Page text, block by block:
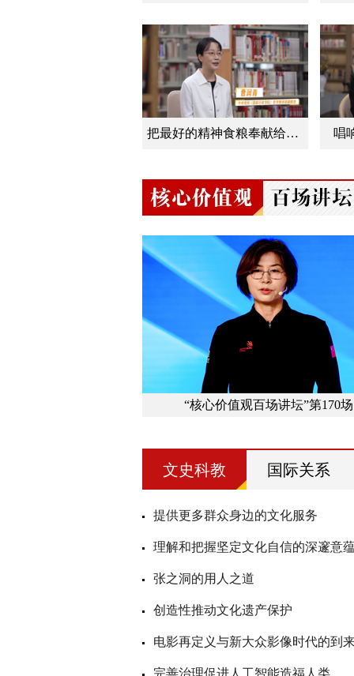
把最好的精神食粮奉献给人民 唱
“核心价值观百场讲坛”第170场
文史科教 国际关系
提供更多群众身边的文化服务
理解和把握坚定文化自信的深邃意
张之洞的用人之道
创造性推动文化遗产保护
电影再定义与新大众影像时代的到
完善治理促进人工智能造福人类
世界第一！40亿千瓦家底铸牢